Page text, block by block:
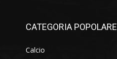
CATEGORIA POPOLARE
Calcio